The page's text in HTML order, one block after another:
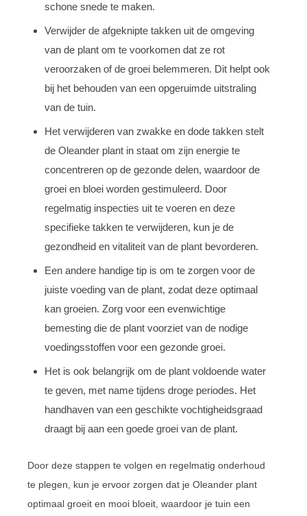
schone snede te maken.
Verwijder de afgeknipte takken uit de omgeving
van de plant om te voorkomen dat ze rot
veroorzaken of de groei belemmeren. Dit helpt ook
bij het behouden van een opgeruimde uitstraling
van de tuin.
Het verwijderen van zwakke en dode takken stelt
de Oleander plant in staat om zijn energie te
concentreren op de gezonde delen, waardoor de
groei en bloei worden gestimuleerd. Door
regelmatig inspecties uit te voeren en deze
specifieke takken te verwijderen, kun je de
gezondheid en vitaliteit van de plant bevorderen.
Een andere handige tip is om te zorgen voor de
juiste voeding van de plant, zodat deze optimaal
kan groeien. Zorg voor een evenwichtige
bemesting die de plant voorziet van de nodige
voedingsstoffen voor een gezonde groei.
Het is ook belangrijk om de plant voldoende water
te geven, met name tijdens droge periodes. Het
handhaven van een geschikte vochtigheidsgraad
draagt bij aan een goede groei van de plant.
Door deze stappen te volgen en regelmatig onderhoud
te plegen, kun je ervoor zorgen dat je Oleander plant
optimaal groeit en mooi bloeit, waardoor je tuin een